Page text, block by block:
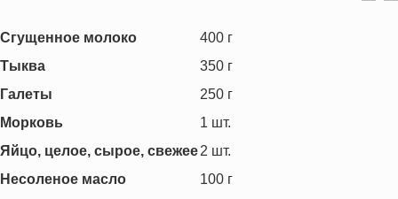
Сгущенное молоко 400 г
Тыква
350 г
Галеты
250 г
Морковь
1 шт.
Яйцо, целое, сырое, свежее2 шт.
Несоленое масло
100 г